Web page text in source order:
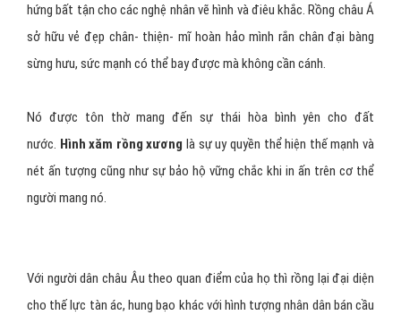
hứng bất tận cho các nghệ nhân vẽ hình và điêu khắc. Rồng châu Á
sở hữu vẻ đẹp chân- thiện- mĩ hoàn hảo mình rắn chân đại bàng
sừng hưu, sức mạnh có thể bay được mà không cần cánh.
Nó được tôn thờ mang đến sự thái hòa bình yên cho đất
nước. Hình xăm rồng xươnglà sự uy quyền thể hiện thế mạnh và
nét ấn tượng cũng như sự bảo hộ vững chắc khi in ấn trên cơ thể
người mang nó.
Với người dân châu Âu theo quan điểm của họ thì rồng lại đại diện
cho thế lực tàn ác, hung bạo khác với hình tượng nhân dân bán cầu